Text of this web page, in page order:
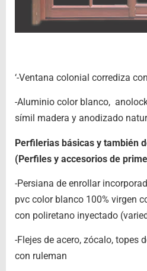
‘-Ventana colonial corrediza
-Aluminio color blanco,
símil madera y anodizado
Perfilerias básicas y también
(Perfiles y accesorios de
-Persiana de enrollar
pvc color blanco 100% virgen
con poliretano inyectado
-Flejes de acero, zócalo, topes
con ruleman